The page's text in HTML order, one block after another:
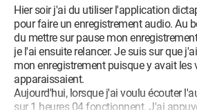
Hier soir j'ai du utiliser l'application
pour faire un enregistrement audio. Au
du mettre sur pause mon
je l'ai ensuite relancer. Je suis sur que
mon enregistrement puisque y avait les
apparaissaient.
Aujourd'hui, lorsque j'ai voulu écouter
sur 1 heures 04 fonctionnent. J'ai